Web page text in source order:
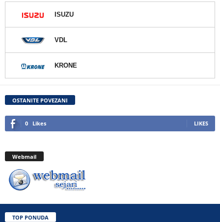
ISUZU
VDL
KRONE
OSTANITE POVEZANI
0 Likes LIKES
Webmail
TOP PONUDA